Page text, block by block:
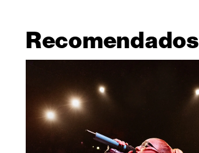
Recomendados